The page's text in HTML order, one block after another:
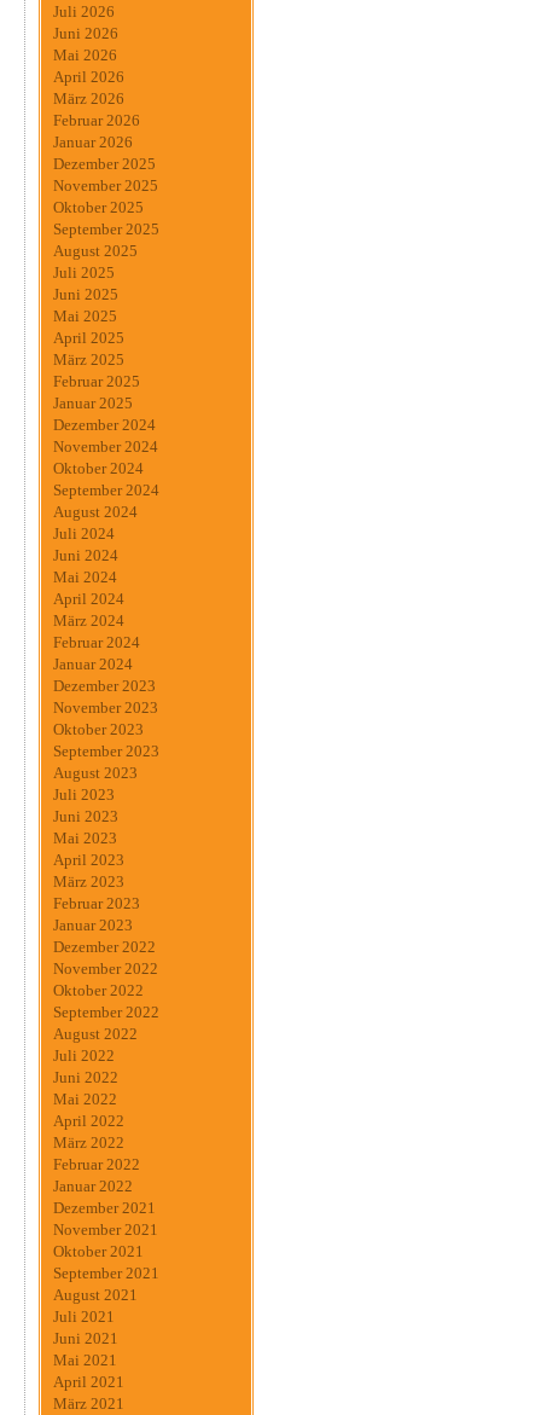
Juli 2026
Juni 2026
Mai 2026
April 2026
März 2026
Februar 2026
Januar 2026
Dezember 2025
November 2025
Oktober 2025
September 2025
August 2025
Juli 2025
Juni 2025
Mai 2025
April 2025
März 2025
Februar 2025
Januar 2025
Dezember 2024
November 2024
Oktober 2024
September 2024
August 2024
Juli 2024
Juni 2024
Mai 2024
April 2024
März 2024
Februar 2024
Januar 2024
Dezember 2023
November 2023
Oktober 2023
September 2023
August 2023
Juli 2023
Juni 2023
Mai 2023
April 2023
März 2023
Februar 2023
Januar 2023
Dezember 2022
November 2022
Oktober 2022
September 2022
August 2022
Juli 2022
Juni 2022
Mai 2022
April 2022
März 2022
Februar 2022
Januar 2022
Dezember 2021
November 2021
Oktober 2021
September 2021
August 2021
Juli 2021
Juni 2021
Mai 2021
April 2021
März 2021